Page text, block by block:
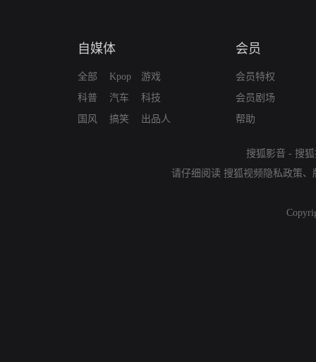
自媒体
全部
科普
国风
Kpop
汽车
搞笑
游戏
科技
出品人
会员
会员特权
会员剧场
帮助
搜狐影音 - 搜
请仔细阅读 搜狐视频隐私政策、